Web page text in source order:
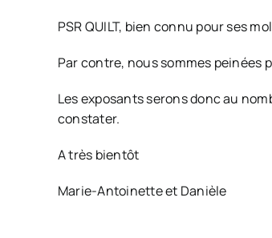
PSR QUILT, bien connu pour ses
Par contre, nous sommes peinées
Les exposants serons donc au
constater.
A très bientôt
Marie-Antoinette et Danièle